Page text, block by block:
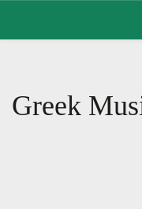
Greek